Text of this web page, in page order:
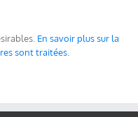
En savoir plus sur la
sont traitées